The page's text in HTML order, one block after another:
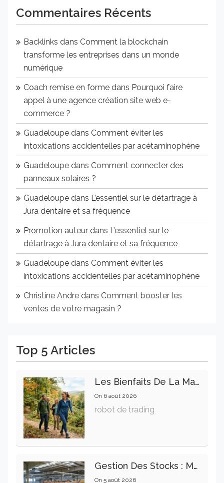
Commentaires Récents
Backlinks dans Comment la blockchain
transforme les entreprises dans un monde
numérique
Coach remise en forme dans Pourquoi faire
appel à une agence création site web e-
commerce ?
Guadeloupe dans Comment éviter les
intoxications accidentelles par acétaminophène
Guadeloupe dans Comment connecter des
panneaux solaires ?
Guadeloupe dans L’essentiel sur le détartrage à
Jura dentaire et sa fréquence
Promotion auteur dans L’essentiel sur le
détartrage à Jura dentaire et sa fréquence
Guadeloupe dans Comment éviter les
intoxications accidentelles par acétaminophène
Christine Andre dans Comment booster les
ventes de votre magasin ?
Top 5 Articles
Les Bienfaits De La Marche Sur La Santé Physique Et Mentale
On 6 août 2026
robot de trading
Gestion Des Stocks : Meilleures Pratiques Intralogistiques
On 5 août 2026